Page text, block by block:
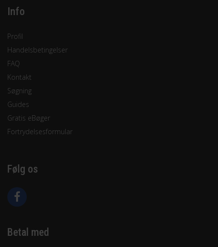
Info
Profil
Handelsbetingelser
FAQ
Kontakt
Søgning
Guides
Gratis eBøger
Fortrydelsesformular
Følg os
Betal med